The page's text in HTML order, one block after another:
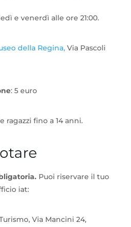
e venerdì alle ore 21:00.
della Regina, Via Pascoli
: 5 euro
ragazzi fino a 14 anni.
Puoi riservare il tuo
iat:
Via Mancini 24,